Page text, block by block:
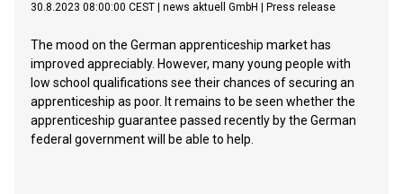
30.8.2023 08:00:00 CEST news aktuell GmbH Press release
The mood on the German apprenticeship market has
improved appreciably. However, many young people with
low school qualifications see their chances of securing an
apprenticeship as poor. It remains to be seen whether the
apprenticeship guarantee passed recently by the German
federal government will be able to help.